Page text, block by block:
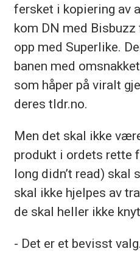
fersket i kopiering av
kom DN med
opp med Superlike.
banen med
som håper på viralt
deres tldr.no.
Men det skal ikke
produkt i ordets rette
long didn’t read) skal
skal ikke hjelpes av
de skal heller ikke
- Det er et bevisst